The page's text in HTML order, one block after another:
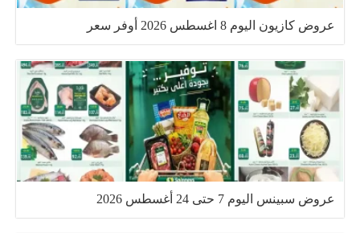
عروض كازيون اليوم 8 اغسطس 2026 أوفر سعر
عروض سبينس اليوم 7 حتى 24 أغسطس 2026